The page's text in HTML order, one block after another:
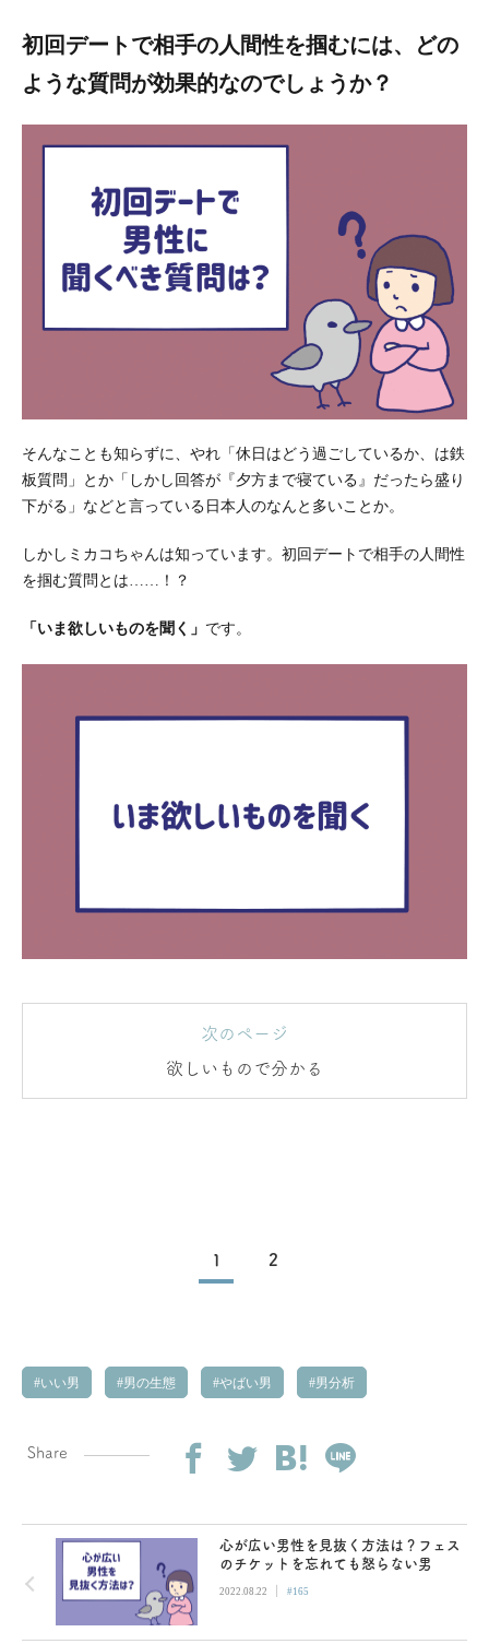
初回デートで相手の人間性を掴むには、どの
ような質問が効果的なのでしょうか？
そんなことも知らずに、やれ「休日はどう過ごしているか、は鉄
板質問」とか「しかし回答が『夕方まで寝ている』だったら盛り
下がる」などと言っている日本人のなんと多いことか。
しかしミカコちゃんは知っています。初回デートで相手の人間性
を掴む質問とは……！？
「いま欲しいものを聞く」 です。
次のページ
欲しいもので分かる
1 2
いい男 男の生態 やばい男 男分析
Share
心が広い男性を見抜く方法は？フェス
のチケットを忘れても怒らない男
2022.08.22 | #165